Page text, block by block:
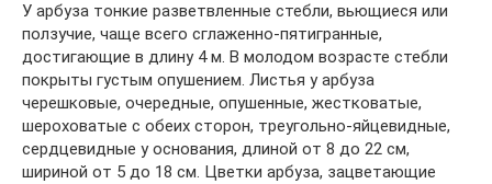
У арбуза тонкие разветвленные стебли, вьющиеся или
ползучие, чаще всего сглаженно-пятигранные,
достигающие в длину 4 м. В молодом возрасте стебли
покрыты густым опушением. Листья у арбуза
черешковые, очередные, опушенные, жестковатые,
шероховатые с обеих сторон, треугольно-яйцевидные,
сердцевидные у основания, длиной от 8 до 22 см,
шириной от 5 до 18 см. Цветки арбуза, зацветающие